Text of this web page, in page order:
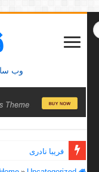
وب
فریبا نادری